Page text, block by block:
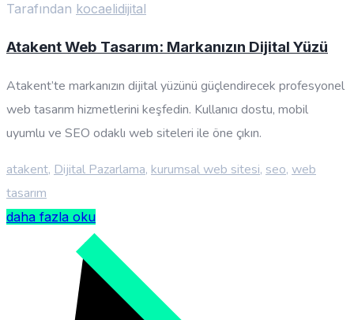
Tarafından kocaelidijital
Atakent Web Tasarım: Markanızın Dijital Yüzü
Atakent’te markanızın dijital yüzünü güçlendirecek profesyonel
web tasarım hizmetlerini keşfedin. Kullanıcı dostu, mobil
uyumlu ve SEO odaklı web siteleri ile öne çıkın.
atakent, Dijital Pazarlama, kurumsal web sitesi, seo, web
tasarım
daha fazla oku